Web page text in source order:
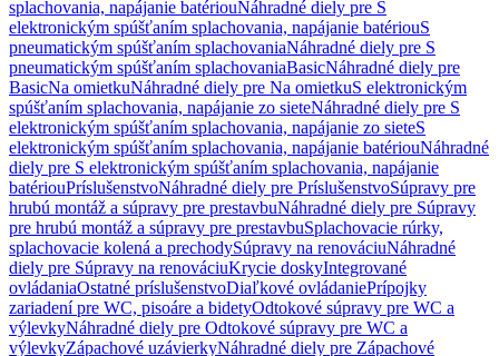
splachovania, napájanie batériouNáhradné diely pre S
elektronickým spúšťaním splachovania, napájanie batériouS
pneumatickým spúšťaním splachovaniaNáhradné diely pre S
pneumatickým spúšťaním splachovaniaBasicNáhradné diely pre
BasicNa omietkuNáhradné diely pre Na omietkuS elektronickým
spúšťaním splachovania, napájanie zo sieteNáhradné diely pre S
elektronickým spúšťaním splachovania, napájanie zo sieteS
elektronickým spúšťaním splachovania, napájanie batériouNáhradné
diely pre S elektronickým spúšťaním splachovania, napájanie
batériouPríslušenstvoNáhradné diely pre PríslušenstvoSúpravy pre
hrubú montáž a súpravy pre prestavbuNáhradné diely pre Súpravy
pre hrubú montáž a súpravy pre prestavbuSplachovacie rúrky,
splachovacie kolená a prechodySúpravy na renováciuNáhradné
diely pre Súpravy na renováciuKrycie doskyIntegrované
ovládaniaOstatné príslušenstvoDiaľkové ovládaniePrípojky
zariadení pre WC, pisoáre a bidetyOdtokové súpravy pre WC a
výlevkyNáhradné diely pre Odtokové súpravy pre WC a
výlevkyZápachové uzávierkyNáhradné diely pre Zápachové